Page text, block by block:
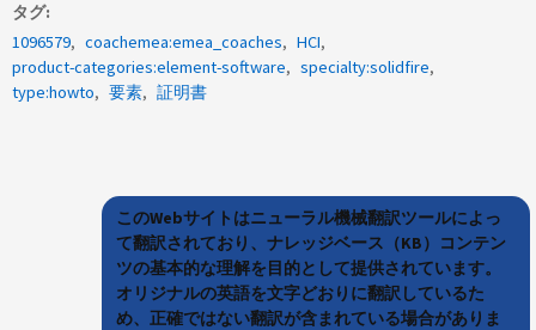
タグ
1096579
coachemea:emea_coaches
HCI
product-categories:element-software
specialty:solidfire
type:howto
要素 証明書
このWebサイトはニューラル機械翻訳ツールによっ
て翻訳されており、ナレッジベース（KB）コンテン
ツの基本的な理解を目的として提供されています。
オリジナルの英語を文字どおりに翻訳しているた
め、正確ではない翻訳が含まれている場合がありま